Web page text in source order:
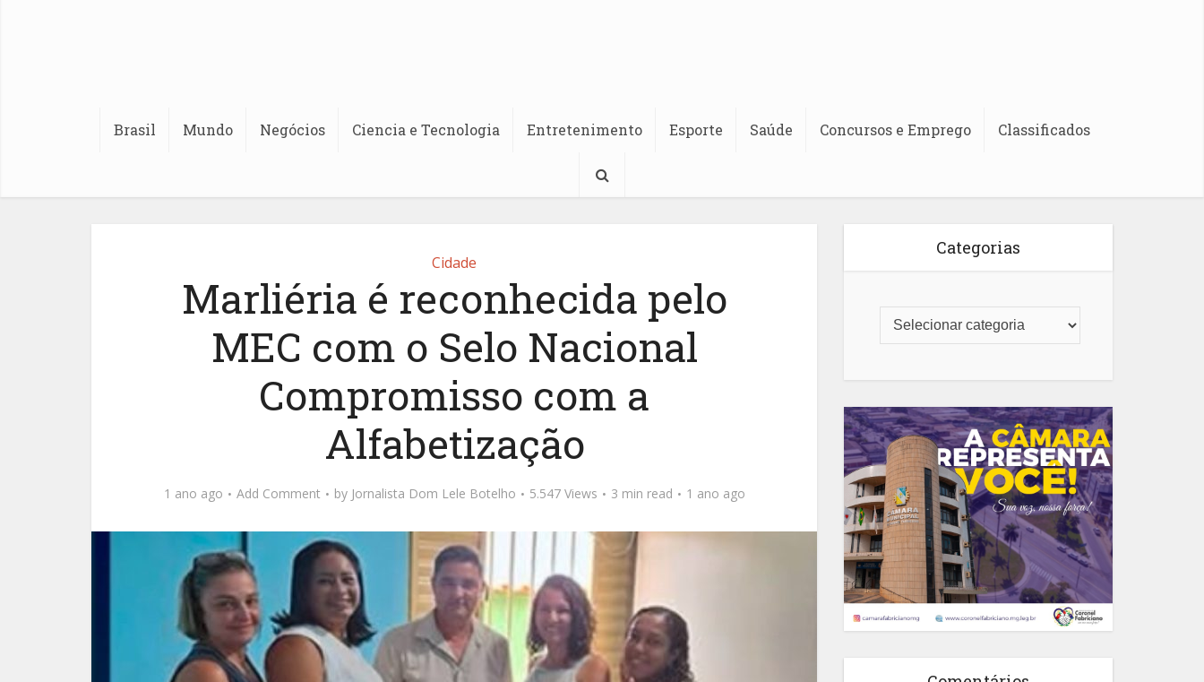
Brasil Mundo Negócios Ciencia e Tecnologia Entretenimento Esporte Saúde Concursos e Emprego Classificados
Cidade
Marliéria é reconhecida pelo
MEC com o Selo Nacional
Compromisso com a
Alfabetização
1 ano ago Add Comment by Jornalista Dom Lele Botelho 5.547 Views 3 min read 1 ano ago
Categorias